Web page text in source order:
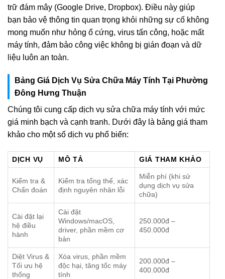
trữ đám mây (Google Drive, Dropbox). Điều này giúp
bạn bảo vệ thông tin quan trọng khỏi những sự cố không
mong muốn như hỏng ổ cứng, virus tấn công, hoặc mất
máy tính, đảm bảo công việc không bị gián đoạn và dữ
liệu luôn an toàn.
Bảng Giá Dịch Vụ Sửa Chữa Máy Tính Tại Phường
Đông Hưng Thuận
Chúng tôi cung cấp dịch vụ sửa chữa máy tính với mức
giá minh bạch và cạnh tranh. Dưới đây là bảng giá tham
khảo cho một số dịch vụ phổ biến:
DỊCH VỤ MÔ TẢ GIÁ THAM KHẢO
Kiểm tra &
Chẩn đoán
Kiểm tra tổng thể, xác
định nguyên nhân lỗi
Miễn phí (khi sử
dụng dịch vụ sửa
chữa)
Cài đặt lại
hệ điều
hành
Cài đặt
Windows/macOS,
driver, phần mềm cơ
bản
250.000đ –
450.000đ
Diệt Virus &
Tối ưu hệ
thống
Xóa virus, phần mềm
độc hại, tăng tốc máy
tính
200.000đ –
400.000đ